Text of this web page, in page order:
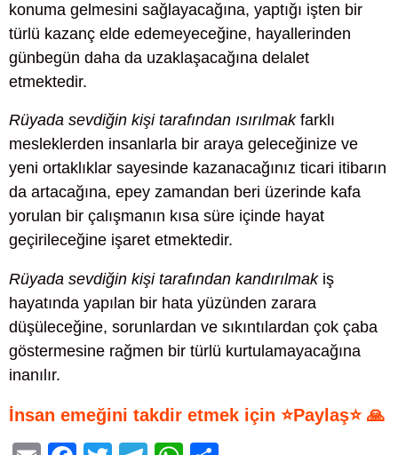
konuma gelmesini sağlayacağına, yaptığı işten bir
türlü kazanç elde edemeyeceğine, hayallerinden
günbegün daha da uzaklaşacağına delalet
etmektedir.
Rüyada sevdiğin kişi tarafından ısırılmakfarklı
mesleklerden insanlarla bir araya geleceğinize ve
yeni ortaklıklar sayesinde kazanacağınız ticari itibarın
da artacağına, epey zamandan beri üzerinde kafa
yorulan bir çalışmanın kısa süre içinde hayat
geçirileceğine işaret etmektedir.
Rüyada sevdiğin kişi tarafından kandırılmakiş
hayatında yapılan bir hata yüzünden zarara
düşüleceğine, sorunlardan ve sıkıntılardan çok çaba
göstermesine rağmen bir türlü kurtulamayacağına
inanılır.
İnsan emeğini takdir etmek için ⭐Paylaş⭐ 🙏